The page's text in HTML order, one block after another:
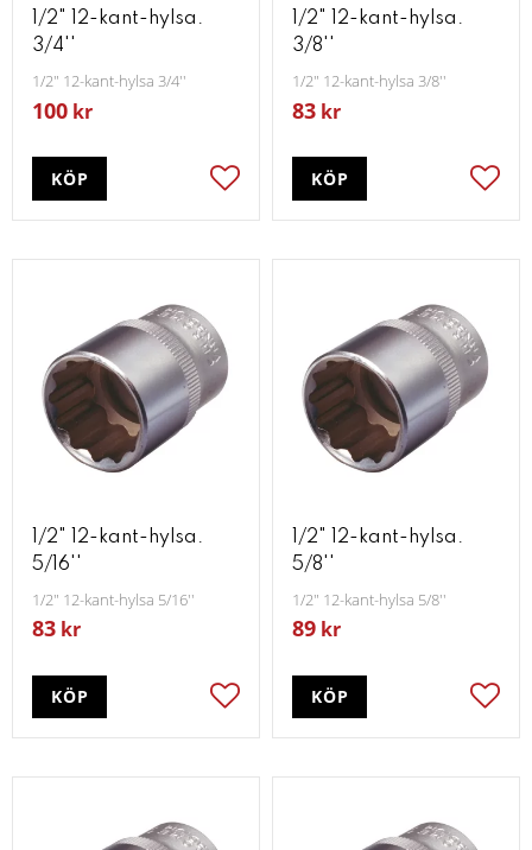
1/2" 12-kant-hylsa.
3/4''
1/2" 12-kant-hylsa 3/4''
100 kr
Lägg till i favoriter
KÖP
1/2" 12-kant-hylsa.
3/8''
1/2" 12-kant-hylsa 3/8''
83 kr
KÖP
1/2" 12-kant-hylsa.
5/16''
1/2" 12-kant-hylsa 5/16''
83 kr
Lägg till i favoriter
KÖP
1/2" 12-kant-hylsa.
5/8''
1/2" 12-kant-hylsa 5/8''
89 kr
KÖP